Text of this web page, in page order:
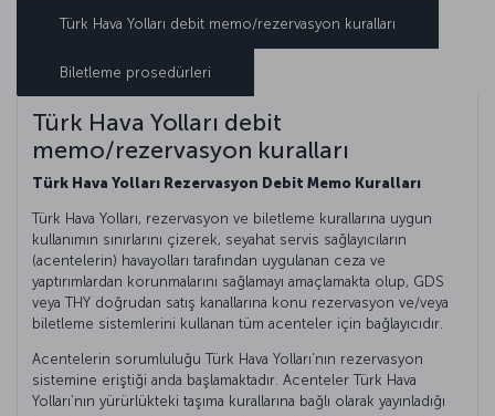
Türk Hava Yolları debit memo/rezervasyon kuralları
Biletleme prosedürleri
Türk Hava Yolları debit
memo/rezervasyon kuralları
Türk Hava Yolları Rezervasyon Debit Memo Kuralları
Türk Hava Yolları, rezervasyon ve biletleme kurallarına uygun
kullanımın sınırlarını çizerek, seyahat servis sağlayıcıların
(acentelerin) havayolları tarafından uygulanan ceza ve
yaptırımlardan korunmalarını sağlamayı amaçlamakta olup, GDS
veya THY doğrudan satış kanallarına konu rezervasyon ve/veya
biletleme sistemlerini kullanan tüm acenteler için bağlayıcıdır.
Acentelerin sorumluluğu Türk Hava Yolları’nın rezervasyon
sistemine eriştiği anda başlamaktadır. Acenteler Türk Hava
Yolları’nın yürürlükteki taşıma kurallarına bağlı olarak yayınladığı